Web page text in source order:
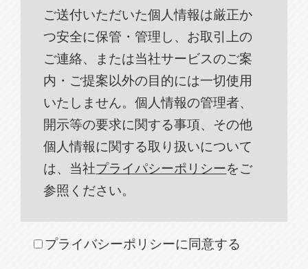
ご送付いただいた個人情報は厳正か
つ安全に保管・管理し、お取引上の
ご連絡、または当社サービスのご案
内・ご提案以外の目的には一切使用
いたしません。個人情報の管理者、
開示等の要求に関する事項、その他
個人情報に関する取り扱いについて
は、当社プライパシーポリシーをご
参照ください。
プライバシーポリシーに同意する